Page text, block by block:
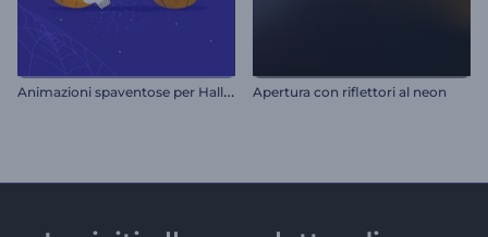
A
nimazioni spaventose per Halloween Apertura con riflettori al neon